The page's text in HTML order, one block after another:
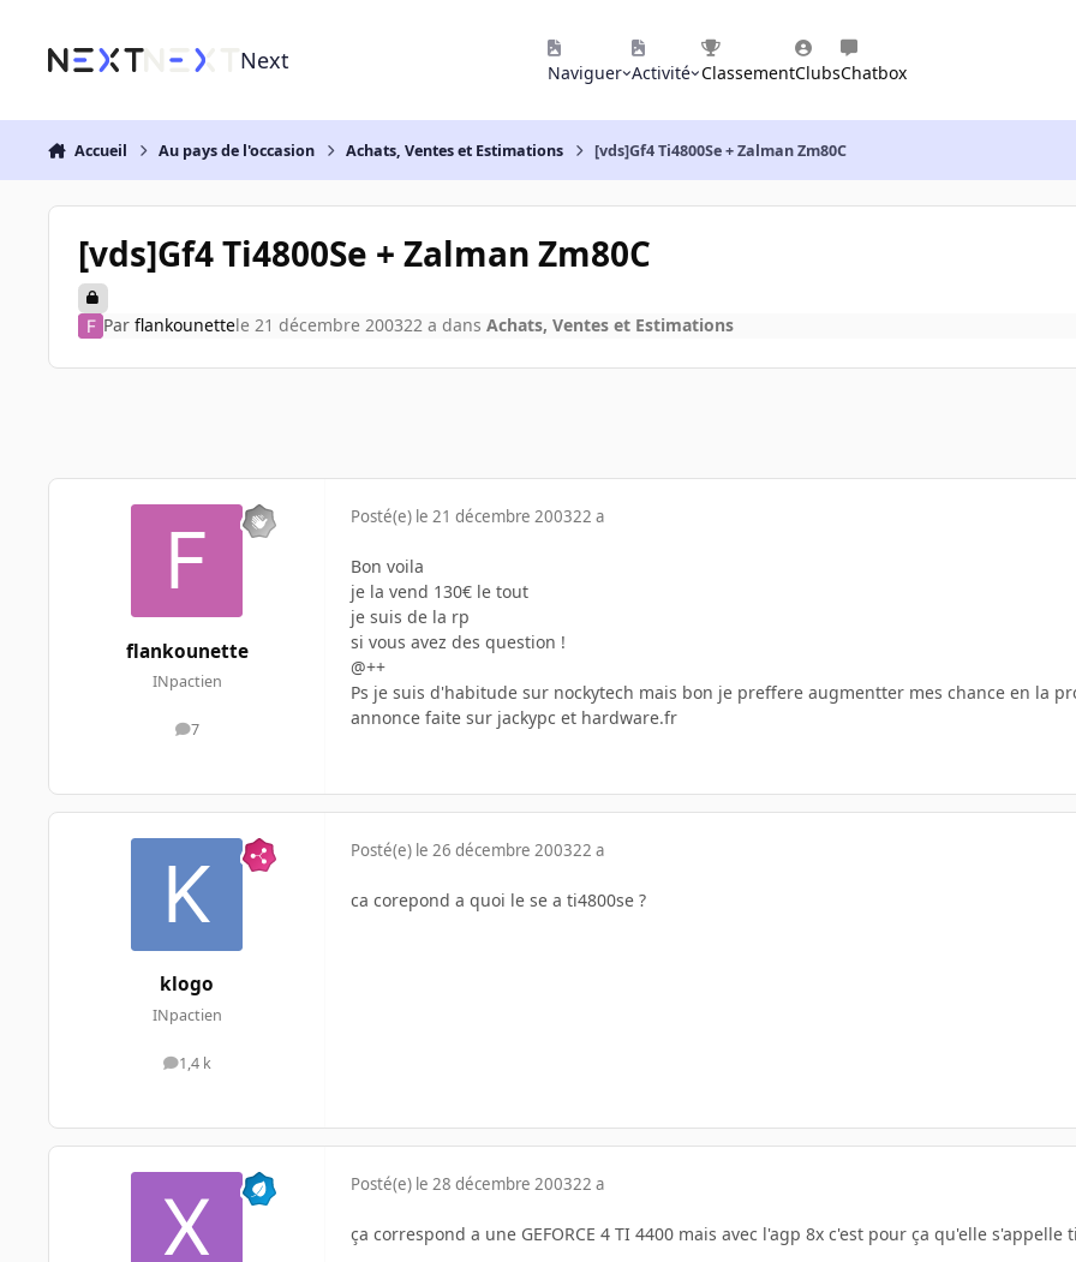
Next Naviguer Activité ClassementClubsChatbox
Accueil Au pays de l'occasion Achats, Ventes et Estimations [vds]Gf4 Ti4800Se + Zalman Zm80C
[vds]Gf4 Ti4800Se + Zalman Zm80C
Par flankounettele 21 décembre 200322 a dans Achats, Ventes et Estimations
flankounette
INpactien
7
messages
Posté(e) le 21 décembre 200322 a
Bon voila
je la vend 130€ le tout
je suis de la rp
si vous avez des question !
@++
Ps je suis d'habitude sur nockytech mais bon je preffere augmentter mes chance en la
annonce faite sur jackypc et hardware.fr
klogo
INpactien
1,4 k
messages
Posté(e) le 26 décembre 200322 a
ca corepond a quoi le se a ti4800se ?
Posté(e) le 28 décembre 200322 a
ça correspond a une GEFORCE 4 TI 4400 mais avec l'agp 8x c'est pour ça qu'elle s'appelle